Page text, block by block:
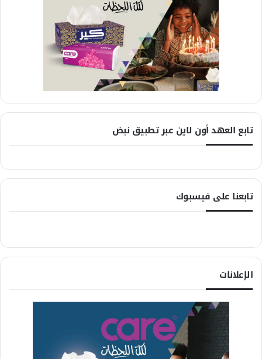
تابع العهد أون لاين عبر تطبيق نبض
تابعنا على فيسبوك
الإعلانات